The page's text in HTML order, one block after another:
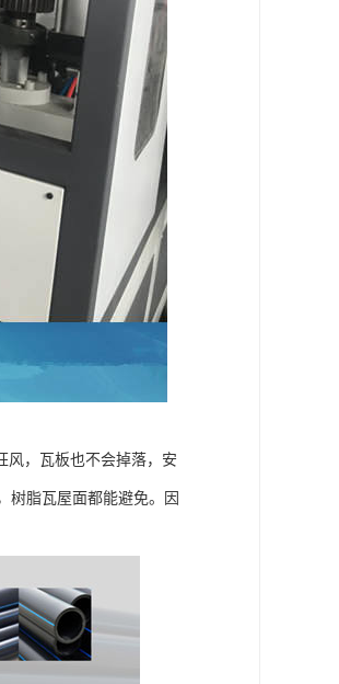
风，瓦板也不会掉落，安
树脂瓦屋面都能避免。因